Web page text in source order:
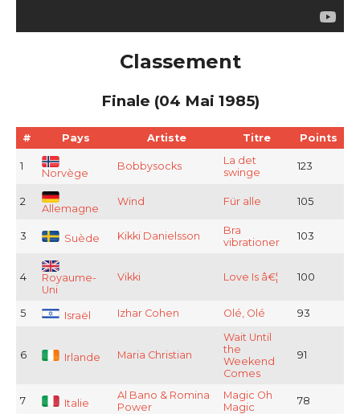
Classement
Finale (04 Mai 1985)
# Pays Artiste Titre Points
1
Norvège
Bobbysocks
La det
swinge
123
2
Allemagne
Wind Für alle 105
3 Suède Kikki Danielsson
Bra
vibrationer
103
4
Royaume-
Uni
Vikki Love Is â€¦ 100
5 Israël Izhar Cohen Olé, Olé 93
6 Irlande Maria Christian
Wait Until
the
Weekend
Comes
91
7 Italie
Al Bano & Romina
Power
Magic Oh
Magic
78